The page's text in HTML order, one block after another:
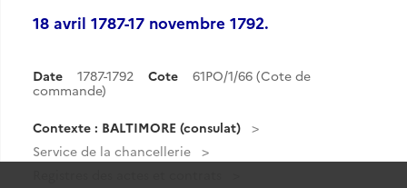
18 avril 1787-17 novembre 1792.
Date 1787-1792 Cote
61PO/1/66 (Cote de
commande)
Contexte : BALTIMORE (consulat)
Service de la chancellerie